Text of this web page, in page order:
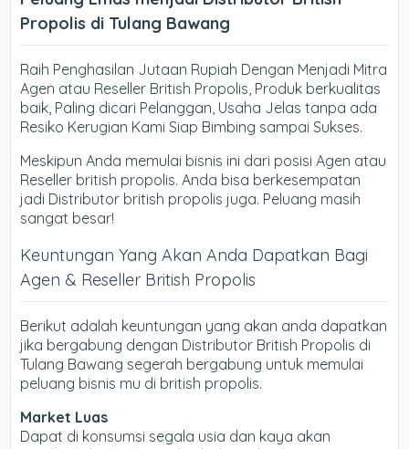
Propolis di Tulang Bawang
Raih Penghasilan Jutaan Rupiah Dengan Menjadi Mitra
Agen atau Reseller British Propolis, Produk berkualitas
baik, Paling dicari Pelanggan, Usaha Jelas tanpa ada
Resiko Kerugian Kami Siap Bimbing sampai Sukses.
Meskipun Anda memulai bisnis ini dari posisi Agen atau
Reseller british propolis. Anda bisa berkesempatan
jadi Distributor british propolis juga. Peluang masih
sangat besar!
Keuntungan Yang Akan Anda Dapatkan Bagi
Agen & Reseller British Propolis
Berikut adalah keuntungan yang akan anda dapatkan
jika bergabung dengan Distributor British Propolis di
Tulang Bawang segerah bergabung untuk memulai
peluang bisnis mu di british propolis.
Market Luas
Dapat di konsumsi segala usia dan kaya akan